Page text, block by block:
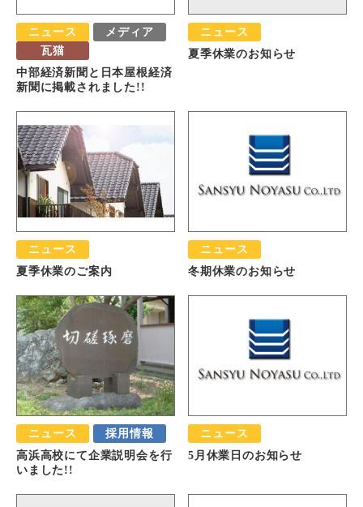
ニュース
メディア
瓦猫
中部経済新聞と日本屋根経済
新聞に掲載されました!!
ニュース
夏季休業のお知らせ
ニュース
夏季休業のご案内
ニュース
冬期休業のお知らせ
ニュース 採用情報
高浜高校にて企業説明会を行
いました!!
ニュース
5月休業日のお知らせ